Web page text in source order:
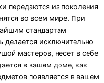
передаются из поколения
во всем мире. При
стандартам
делается исключительно
мастеров, несет в себе
в вашем доме, как
появляется в вашем